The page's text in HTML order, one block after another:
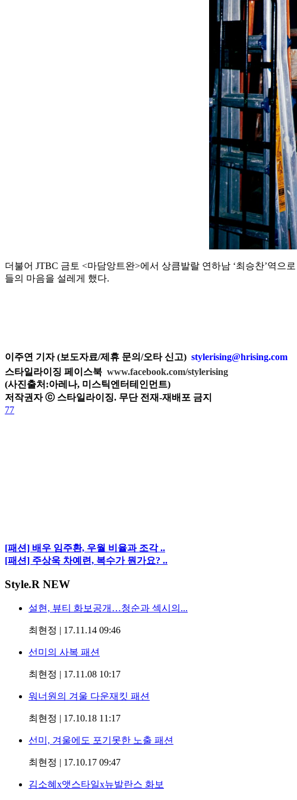
더불어 JTBC 금토 <마담앙트완>에서 상큼발랄 연하남 ‘최승찬’역
들의 마음을 설레게 했다.
이주연 기자 (보도자료/제휴 문의/오타 신고) stylerising@hrising.com
스타일라이징 페이스북 www.facebook.com/stylerising
(사진출처:아레나, 미스틱엔터테인먼트)
저작권자 ⓒ 스타일라이징. 무단 전재-재배포 금지
77
[패션] 배우 임주환, 우월 비율과 조각 ..
[패션] 주상욱 차예련, 복수가 뭔가요? ..
Style.R NEW
설현, 뷰티 화보공개…청순과 섹시의...
최현정 | 17.11.14 09:46
선미의 사복 패션
최현정 | 17.11.08 10:17
워너원의 겨울 다운재킷 패션
최현정 | 17.10.18 11:17
선미, 겨울에도 포기못한 노출 패션
최현정 | 17.10.17 09:47
김소혜x앳스타일x뉴발란스 화보